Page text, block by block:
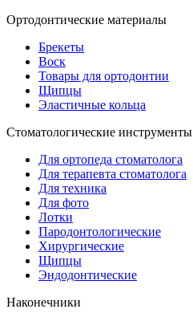
Ортодонтические материалы
Брекеты
Воск
Товары для ортодонтии
Щипцы
Эластичные кольца
Стоматологические инструменты
Для ортопеда стоматолога
Для терапевта стоматолога
Для техника
Для фото
Лотки
Пародонтологические
Хирургические
Щипцы
Эндодонтические
Наконечники